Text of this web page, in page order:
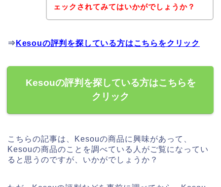
ェックされてみてはいかがでしょうか？
⇒ Kesouの評判を探している方はこちらをクリック
Kesouの評判を探している方はこちらを
クリック
こちらの記事は、Kesouの商品に興味があって、
Kesouの商品のことを調べている人がご覧になってい
ると思うのですが、いかがでしょうか？